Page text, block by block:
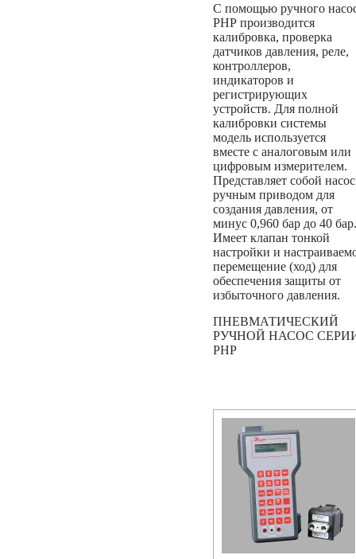
С помощью ручного
РНР производится
калибровка, проверка
датчиков давления, реле,
контроллеров,
индикаторов и
регистрирующих
устройств. Для полной
калибровки системы
модель используется
вместе с аналоговым или
цифровым измерителем.
Представляет собой
ручным приводом для
создания давления, от
минус 0,960 бар до 40 бар.
Имеет клапан тонкой
настройки и
перемещение (ход) для
обеспечения защиты от
избыточного давления.
ПНЕВМАТИЧЕСКИЙ
РУЧНОЙ НАСОС
PHP